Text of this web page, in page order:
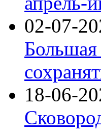
02-07-
18-06-